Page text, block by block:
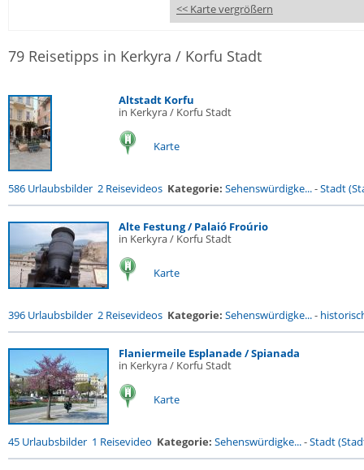
<< Karte vergrößern
79 Reisetipps in Kerkyra / Korfu Stadt
Altstadt Korfu
in Kerkyra / Korfu Stadt
Karte
586 Urlaubsbilder 2 Reisevideos Kategorie: Sehenswürdigke...-Stadt
Alte Festung / Palaió Froúrio
in Kerkyra / Korfu Stadt
Karte
396 Urlaubsbilder 2 Reisevideos Kategorie: Sehenswürdigke...-
Flaniermeile Esplanade / Spianada
in Kerkyra / Korfu Stadt
Karte
45 Urlaubsbilder 1 Reisevideo Kategorie: Sehenswürdigke...-Stadt